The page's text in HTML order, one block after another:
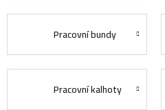
Pracovní bundy
Pracovní kalhoty